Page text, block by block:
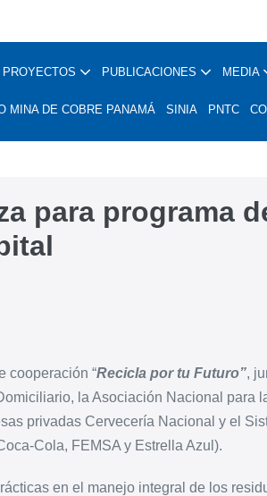
PROYECTOS PUBLICACIONES MEDIA
MINA DE COBRE PANAMÁ SINIA PNTC
para programa
cooperación “Recicla por tu Futuro”,
la Asociación Nacional para
privadas Cervecería Nacional y el
Cola, FEMSA y Estrella Azul).
en el manejo integral de los